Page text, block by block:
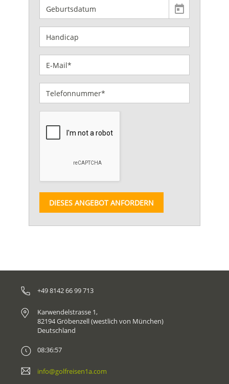
DIESES ANGEBOT ANFORDERN
+49 8142 66 99 713
Karwendelstrasse 1,
82194 Gröbenzell (westlich von München)
Deutschland
08:36:57
info@golfreisen1a.com